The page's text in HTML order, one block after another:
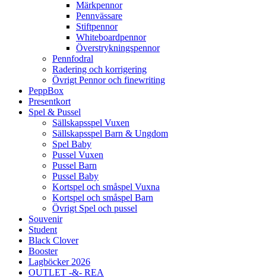
Märkpennor
Pennvässare
Stiftpennor
Whiteboardpennor
Överstrykningspennor
Pennfodral
Radering och korrigering
Övrigt Pennor och finewriting
PeppBox
Presentkort
Spel & Pussel
Sällskapsspel Vuxen
Sällskapsspel Barn & Ungdom
Spel Baby
Pussel Vuxen
Pussel Barn
Pussel Baby
Kortspel och småspel Vuxna
Kortspel och småspel Barn
Övrigt Spel och pussel
Souvenir
Student
Black Clover
Booster
Lagböcker 2026
OUTLET -&- REA